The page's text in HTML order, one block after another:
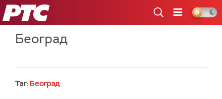
РТС
Београд
Таг: Београд